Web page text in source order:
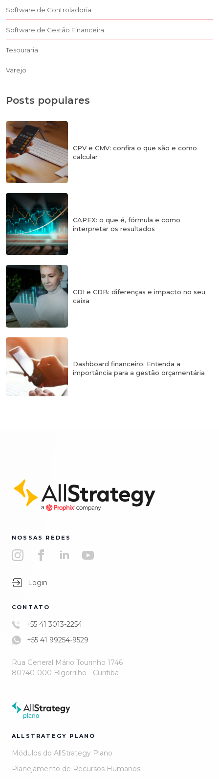
Software de Controladoria
Software de Gestão Financeira
Tesouraria
Varejo
Posts populares
CPV e CMV: confira o que são e como
calcular
CAPEX: o que é, fórmula e como
interpretar os resultados
CDI e CDB: diferenças e impacto no seu
caixa
Dashboard financeiro: Entenda a
importância para a gestão orçamentária
NOSSAS REDES
Login
CONTATO
+55 41 3013-2254
+55 41 99254-9529
Rua General Mário Tourinho 1746
80740-000 Bigorrilho - Curitiba
ALLSTRATEGY PLANO
Módulos do AllStrategy Plano
Planejamento de Recursos Humanos